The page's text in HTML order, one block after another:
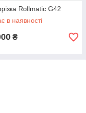
Rollmatic G42
в наявності
₴